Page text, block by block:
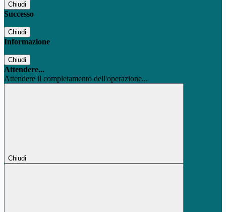
Chiudi
Successo
Chiudi
Informazione
Chiudi
Attendere...
Attendere il completamento dell'operazione...
Chiudi